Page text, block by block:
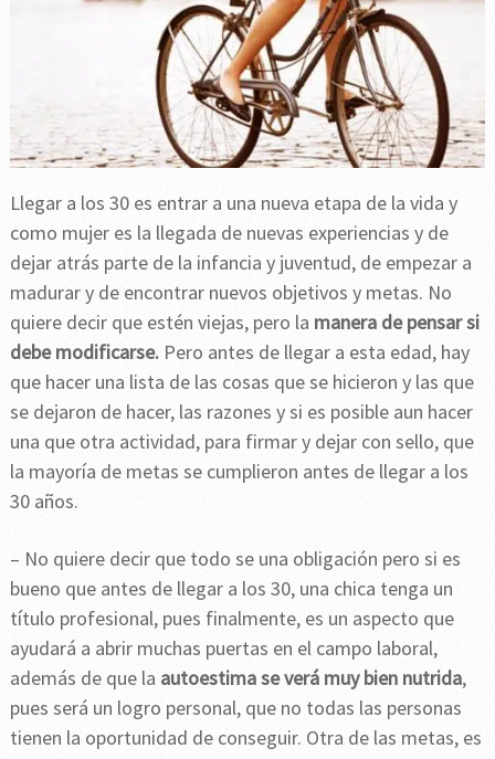
Llegar a los 30 es entrar a una nueva etapa de la vida y
como mujer es la llegada de nuevas experiencias y de
dejar atrás parte de la infancia y juventud, de empezar a
madurar y de encontrar nuevos objetivos y metas. No
quiere decir que estén viejas, pero la manera de pensar si
debe modificarse. Pero antes de llegar a esta edad, hay
que hacer una lista de las cosas que se hicieron y las que
se dejaron de hacer, las razones y si es posible aun hacer
una que otra actividad, para firmar y dejar con sello, que
la mayoría de metas se cumplieron antes de llegar a los
30 años.
– No quiere decir que todo se una obligación pero si es
bueno que antes de llegar a los 30, una chica tenga un
título profesional, pues finalmente, es un aspecto que
ayudará a abrir muchas puertas en el campo laboral,
además de que la autoestima se verá muy bien nutrida,
pues será un logro personal, que no todas las personas
tienen la oportunidad de conseguir. Otra de las metas, es